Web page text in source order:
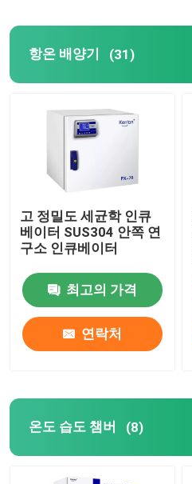
항온 배양기 (31)
고 정밀도 세균학 인큐
베이터 SUS304 안쪽 연
구소 인큐베이터
최고의 가격
연락처
온도 습도 챔버 (8)